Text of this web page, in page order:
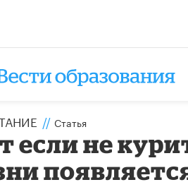
// Статья
если не